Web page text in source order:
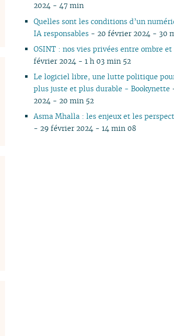
2024 - 47 min
Quelles sont les conditions d’un
IA responsables - 20 février 2024 - 30
OSINT : nos vies privées entre ombre
février 2024 - 1 h 03 min 52
Le logiciel libre, une lutte politique
plus juste et plus durable - Bookynette
2024 - 20 min 52
Asma Mhalla : les enjeux et les
- 29 février 2024 - 14 min 08